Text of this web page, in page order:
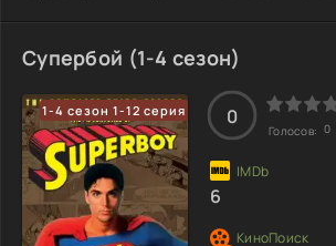
мир. Каждый из них вносит свой вклад
ведь только работа в команде способна
над таким мощным врагом. Но кто из них
решающий момент проявить истинный
лидером?
Супербой (1-4 сезон)
1-4 сезон 1-12 серия 0
Голосов: 0
6